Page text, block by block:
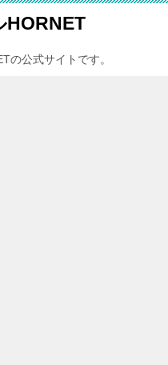
HORNET
の公式サイトです。